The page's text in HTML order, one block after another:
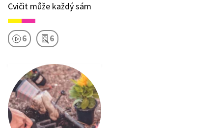
Cvičit může každý sám
6 6